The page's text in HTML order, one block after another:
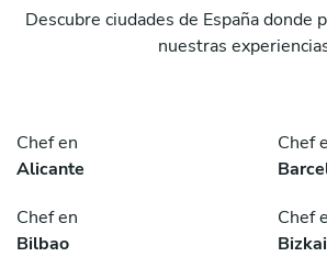
Descubre ciudades de España donde
nuestras
Chef en
Alicante
Chef
Chef en
Bilbao
Chef